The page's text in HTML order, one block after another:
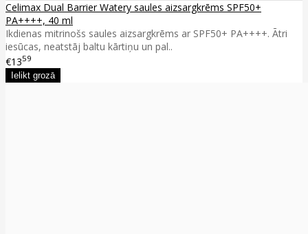
Celimax Dual Barrier Watery saules aizsargkrēms SPF50+
PA++++, 40 ml
Ikdienas mitrinošs saules aizsargkrēms ar SPF50+ PA++++. Ātri
iesūcas, neatstāj baltu kārtiņu un pal..
€1359